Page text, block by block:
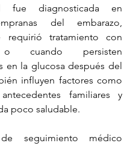
fue diagnosticada en
del embarazo,
requirió tratamiento con
o cuando persisten
en la glucosa después del
influyen factores como
familiares y
poco saludable.
seguimiento médico